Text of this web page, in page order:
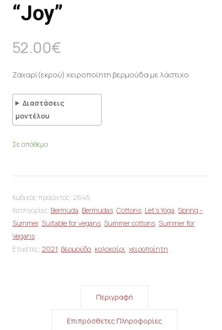
“Joy”
52.00€
Ζαχαρί(εκρού) χειροποίητη βερμούδα με λάστιχο.
Διαστάσεις
μοντέλου
Σε απόθεμα
Κωδικός προϊόντος: 2645
Κατηγορίες: Bermuda, Bermudas, Cottons, Let's Yoga, Spring -
Summer, Suitable for vegans, Summer cottons, Summer for
Vegans
Ετικέτες: 2021, βερμούδα, καλοκαίρι, χειροποίητη
Περιγραφή
Επιπρόσθετες Πληροφορίες